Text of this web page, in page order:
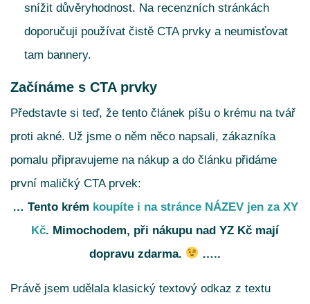
snížit důvěryhodnost. Na recenzních stránkách
doporučuji používat čistě CTA prvky a neumisťovat
tam bannery.
Začínáme s CTA prvky
Představte si teď, že tento článek píšu o krému na tvář
proti akné. Už jsme o něm něco napsali, zákazníka
pomalu připravujeme na nákup a do článku přidáme
první maličký CTA prvek:
… Tento krém koupíte i na stránce NÁZEV jen za XY
Kč. Mimochodem, při nákupu nad YZ Kč mají
dopravu zdarma.
…..
Právě jsem udělala klasický textový odkaz z textu